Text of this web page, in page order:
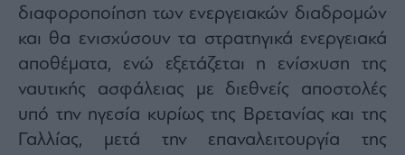
your
email,
you
agree
our
and
Notice.
You
can
opt
διαφοροποίηση των ενεργειακών διαδρομών
και θα ενισχύσουν τα στρατηγικά ενεργειακά
αποθέματα, ενώ εξετάζεται η ενίσχυση της
ναυτικής ασφάλειας με διεθνείς αποστολές
υπό την ηγεσία κυρίως της Βρετανίας και της
Γαλλίας, μετά την επαναλειτουργία της